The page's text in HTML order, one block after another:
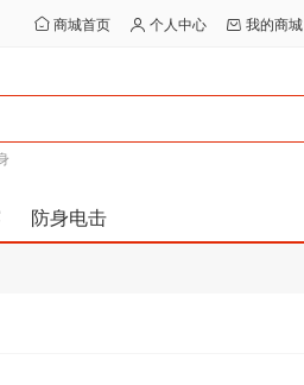
商城首页 个人中心 我的商城
防身电击